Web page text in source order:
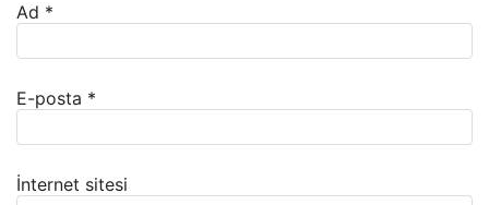
Ad *
E-posta *
İnternet sitesi